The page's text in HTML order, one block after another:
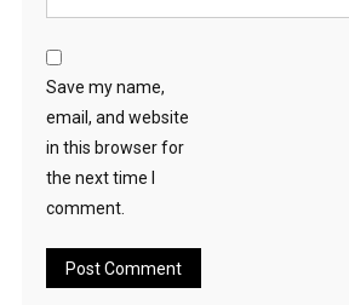
Save my name,
email, and website
in this browser for
the next time I
comment.